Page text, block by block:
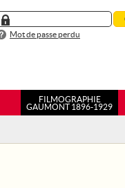
Mot de passe perdu
FILMOGRAPHIE
GAUMONT 1896-1929